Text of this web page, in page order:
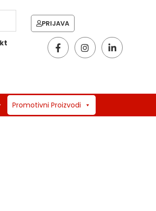
PRIJAVA
Promotivni Proizvodi